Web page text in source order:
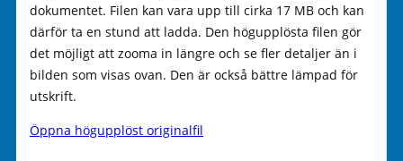
dokumentet. Filen kan vara upp till cirka 17 MB och kan
därför ta en stund att ladda. Den högupplösta filen gör
det möjligt att zooma in längre och se fler detaljer än i
bilden som visas ovan. Den är också bättre lämpad för
utskrift.
Öppna högupplöst originalfil